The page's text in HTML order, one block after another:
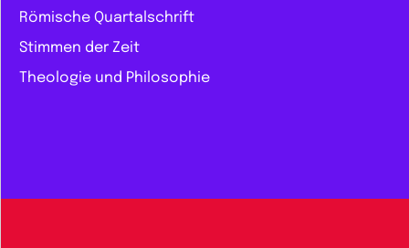
Römische Quartalschrift
Stimmen der Zeit
Theologie und Philosophie